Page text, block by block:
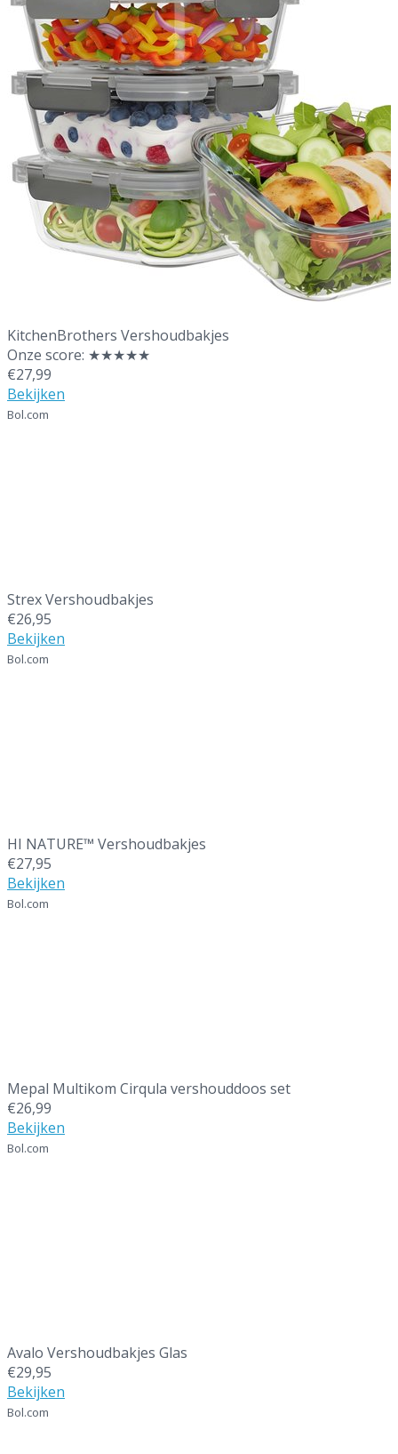
KitchenBrothers Vershoudbakjes
Onze score: ★★★★★
€27,99
Bekijken
Bol.com
Strex Vershoudbakjes
€26,95
Bekijken
Bol.com
HI NATURE™ Vershoudbakjes
€27,95
Bekijken
Bol.com
Mepal Multikom Cirqula vershouddoos set
€26,99
Bekijken
Bol.com
Avalo Vershoudbakjes Glas
€29,95
Bekijken
Bol.com